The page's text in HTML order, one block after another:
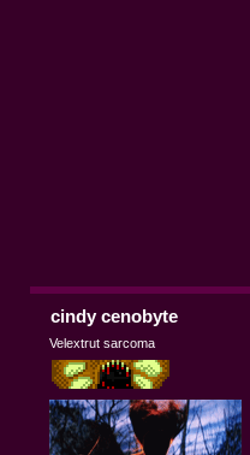
cindy cenobyte
Velextrut sarcoma